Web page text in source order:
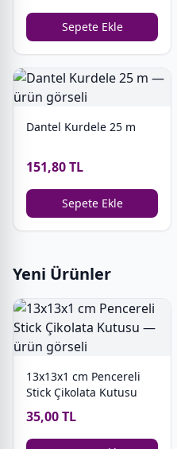
Sepete Ekle
Dantel Kurdele 25 m
151,80 TL
Sepete Ekle
Yeni Ürünler
13x13x1 cm Pencereli
Stick Çikolata Kutusu
35,00 TL